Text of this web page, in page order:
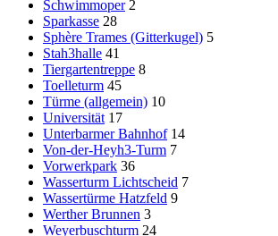
Schwimmoper 2
Sparkasse 28
Sphère Trames (Gitterkugel) 5
Stah3halle 41
Tiergartentreppe 8
Toelleturm 45
Türme (allgemein) 10
Universität 17
Unterbarmer Bahnhof 14
Von-der-Heyh3-Turm 7
Vorwerkpark 36
Wasserturm Lichtscheid 7
Wassertürme Hatzfeld 9
Werther Brunnen 3
Weyerbuschturm 24